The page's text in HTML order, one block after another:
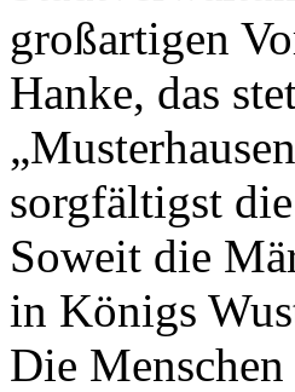
großartigen
Hanke, das
sorgfältigst
Soweit die
in Königs
Die